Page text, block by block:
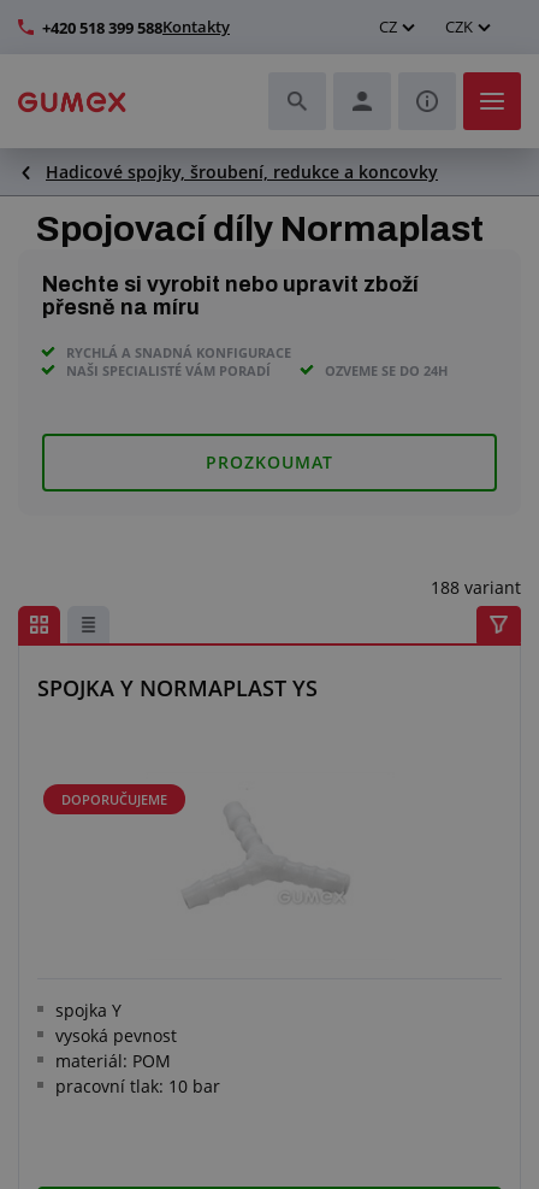
+420 518 399 588Kontakty CZ CZK
Hadice a jejich kompletace
Profily a výroba těsnění
Technické plasty
Dopravníkové pásy a montáž
Zlepšení pracovního prostředí
Další pryžové a plastové výrobky
Vše o nákupu
O nás a kariéra
Hadicové spojky, šroubení, redukce a koncovky
Spojovací díly Normaplast
Nechte si vyrobit nebo upravit zboží
přesně na míru
RYCHLÁ A SNADNÁ KONFIGURACE
NAŠI SPECIALISTÉ VÁM PORADÍ
OZVEME SE DO 24H
PROZKOUMAT
188 variant
SPOJKA Y NORMAPLAST YS
DOPORUČUJEME
spojka Y
vysoká pevnost
materiál: POM
pracovní tlak: 10 bar